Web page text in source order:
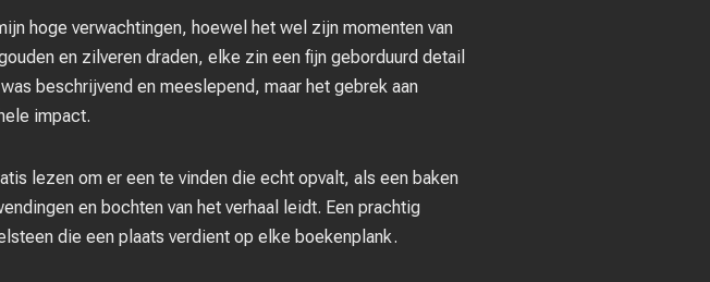
hoge verwachtingen, hoewel het wel zijn momenten van
en zilveren draden, elke zin een fijn geborduurd detail
beschrijvend en meeslepend, maar het gebrek aan
impact.
lezen om er een te vinden die echt opvalt, als een baken
en bochten van het verhaal leidt. Een prachtig
die een plaats verdient op elke boekenplank.